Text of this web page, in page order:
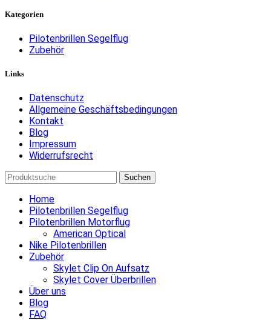
Kategorien
Pilotenbrillen Segelflug
Zubehör
Links
Datenschutz
Allgemeine Geschäftsbedingungen
Kontakt
Blog
Impressum
Widerrufsrecht
Suchen
Home
Pilotenbrillen Segelflug
Pilotenbrillen Motorflug
American Optical
Nike Pilotenbrillen
Zubehör
Skylet Clip On Aufsatz
Skylet Cover Überbrillen
Über uns
Blog
FAQ